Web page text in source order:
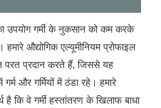
उपयोग गर्मी के नुकसान को कम करके
औद्योगिक एल्यूमीनियम प्रोफाइल
परत प्रदान करते हैं, जिससे यह
और गर्मियों में ठंडा रहे। हमारे
कि वे गर्मी हस्तांतरण के खिलाफ बाधा